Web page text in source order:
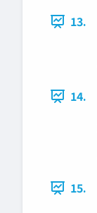
13.
14.
15.